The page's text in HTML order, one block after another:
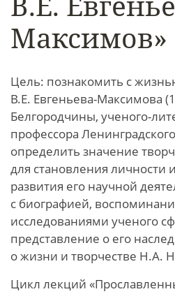
Максимов»
Цель: познакомить с
В.Е. Евгеньева-Максимова
Белгородчины, ученого-
профессора
определить значение
для становления личности
развития его научной
с биографией,
исследованиями ученого
представление о его
о жизни и творчестве Н.А.
Цикл лекций